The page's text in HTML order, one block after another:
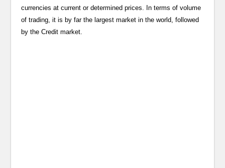
currencies at current or determined prices. In terms of volume
of trading, it is by far the largest market in the world, followed
by the Credit market.